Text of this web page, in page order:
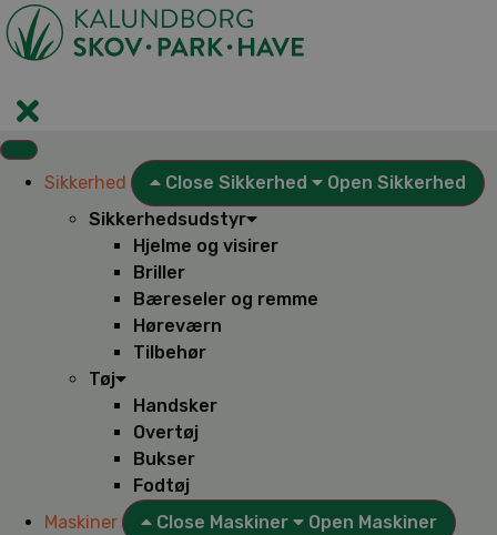
Videre
til
indhold
Sikkerhed Close Sikkerhed
Open Sikkerhed
Sikkerhedsudstyr
Hjelme og visirer
Briller
Bæreseler og remme
Høreværn
Tilbehør
Tøj
Handsker
Overtøj
Bukser
Fodtøj
Maskiner
Close Maskiner
Open Maskiner